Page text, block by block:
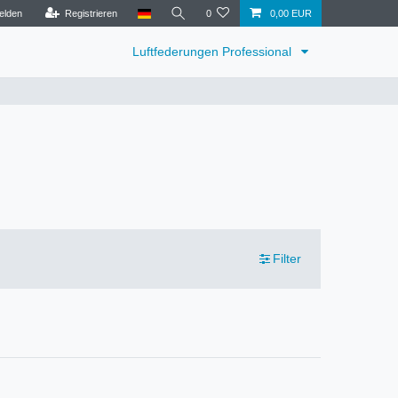
Registrieren 0 0,00 EUR
Luftfederungen Professional
Filter